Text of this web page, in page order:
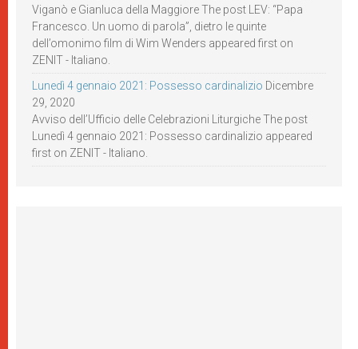
Viganò e Gianluca della Maggiore The post LEV: “Papa
Francesco. Un uomo di parola”, dietro le quinte
dell’omonimo film di Wim Wenders appeared first on
ZENIT - Italiano.
Lunedì 4 gennaio 2021: Possesso cardinalizio Dicembre
29, 2020
Avviso dell’Ufficio delle Celebrazioni Liturgiche The post
Lunedì 4 gennaio 2021: Possesso cardinalizio appeared
first on ZENIT - Italiano.